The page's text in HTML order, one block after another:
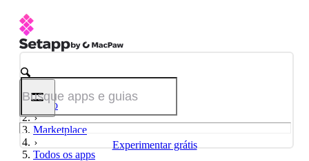
Experimentar grátis
Início
Marketplace
Todos os apps